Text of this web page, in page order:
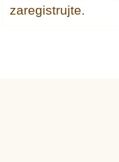
zaregistrujte.